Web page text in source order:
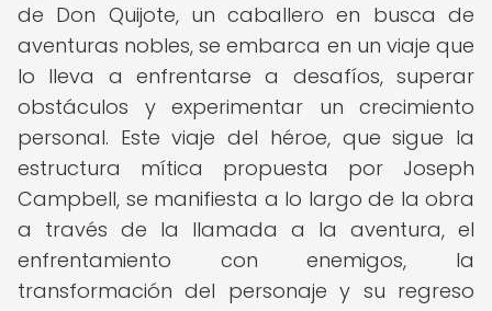
de Don Quijote, un caballero en busca de
aventuras nobles, se embarca en un viaje que
lo lleva a enfrentarse a desafíos, superar
obstáculos y experimentar un crecimiento
personal. Este viaje del héroe, que sigue la
estructura mítica propuesta por Joseph
Campbell, se manifiesta a lo largo de la obra
a través de la llamada a la aventura, el
enfrentamiento con enemigos, la
transformación del personaje y su regreso